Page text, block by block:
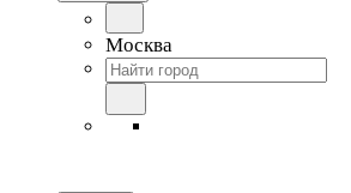
Москва